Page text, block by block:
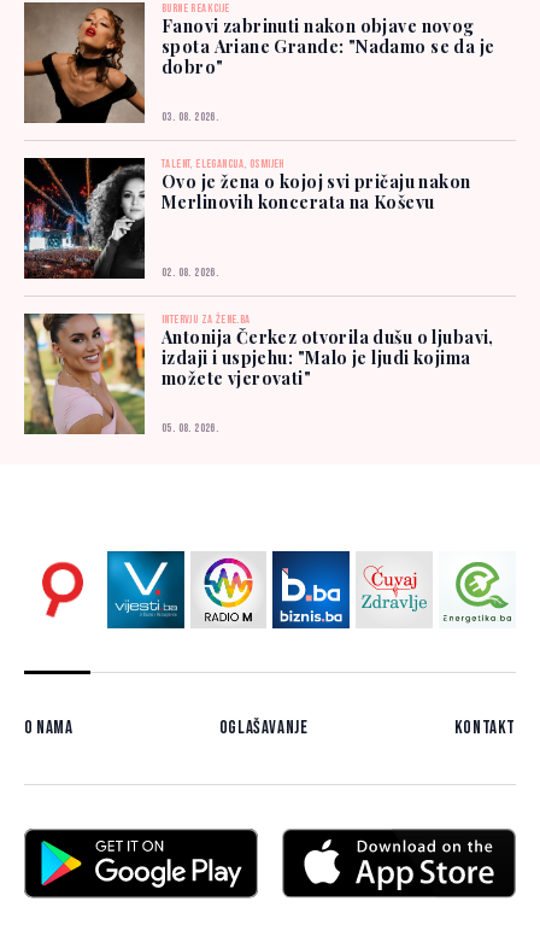
BURNE REAKCIJE
Fanovi zabrinuti nakon objave novog
spota Ariane Grande: "Nadamo se da je
dobro"
03. 08. 2026.
TALENT, ELEGANCIJA, OSMIJEH
Ovo je žena o kojoj svi pričaju nakon
Merlinovih koncerata na Koševu
02. 08. 2026.
INTERVJU ZA ŽENE.BA
Antonija Čerkez otvorila dušu o ljubavi,
izdaji i uspjehu: "Malo je ljudi kojima
možete vjerovati"
05. 08. 2026.
O nama Oglašavanje Kontakt